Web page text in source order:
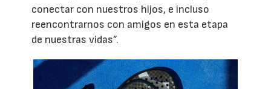
conectar con nuestros hijos, e incluso
reencontrarnos con amigos en esta etapa
de nuestras vidas”.